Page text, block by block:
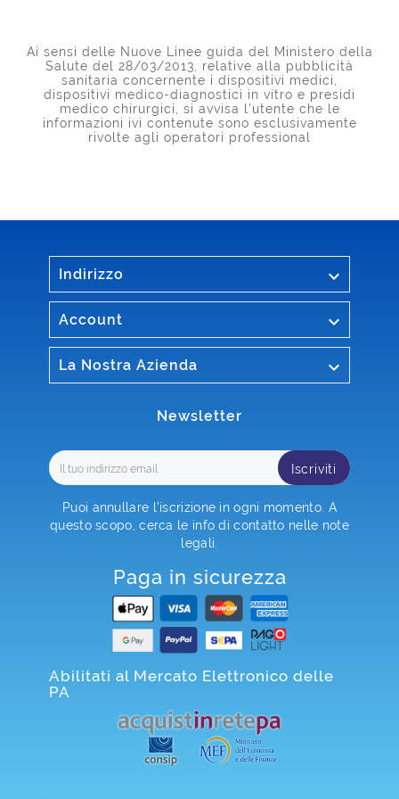
Ai sensi delle Nuove Linee guida del Ministero della
Salute del 28/03/2013, relative alla pubblicità
sanitaria concernente i dispositivi medici,
dispositivi medico-diagnostici in vitro e presidi
medico chirurgici, si avvisa l'utente che le
informazioni ivi contenute sono esclusivamente
rivolte agli operatori professional
Indirizzo 
Account 
La Nostra Azienda 
Newsletter
Iscriviti
Puoi annullare l'iscrizione in ogni momento. A
questo scopo, cerca le info di contatto nelle note
legali.
Paga in sicurezza
Abilitati al Mercato Elettronico delle
PA